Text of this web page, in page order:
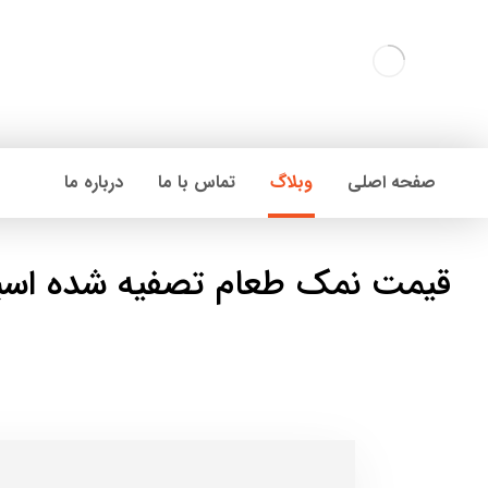
صفحه اصلی وبلاگ تماس با ما درباره ما
قیمت نمک طعام تصفیه شده